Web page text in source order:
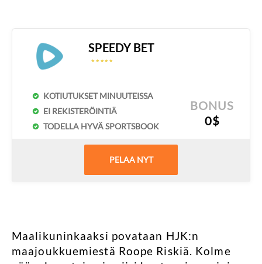
SPEEDY BET
☆ ☆ ☆ ☆ ☆
☆ ☆ ☆ ☆ ☆
KOTIUTUKSET MINUUTEISSA
EI REKISTERÖINTIÄ
TODELLA HYVÄ SPORTSBOOK
BONUS
0$
PELAA NYT
Maalikuninkaaksi povataan HJK:n
maajoukkuemiestä Roope Riskiä. Kolme